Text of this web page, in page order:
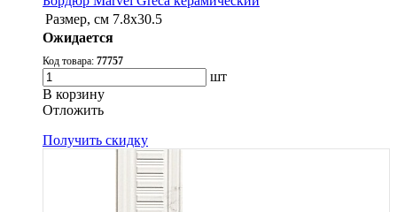
Размер, см 7.8х30.5
Ожидается
Код товара: 77757
шт
В корзину
Oтложить
Получить скидку